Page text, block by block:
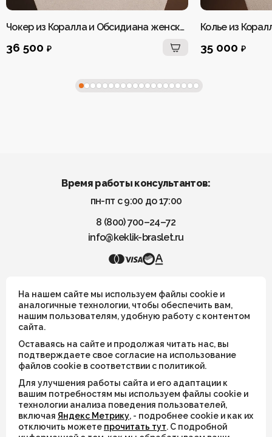
Чокер из Коралла и Обсидиана женский
36 500 ₽
Колье из
35 000 ₽
Время работы консультантов:
пн-пт с 9:00 до 17:00
8 (800) 700–24–72
info@keklik-braslet.ru
Все украшения носят символический смысл и не имеют
целительных или иных магических свойств
ИП Шахрай Светлана Михайловна
ИНН 263500194811
ОГРН 305263515900181
© 2026
На нашем сайте мы используем файлы cookie и
аналогичные технологии, чтобы обеспечить вам,
нашим пользователям, удобную работу с контентом
сайта.
Оставаясь на сайте и продолжая читать нас, вы
подтверждаете свое согласие на использование
файлов cookie в соответствии с политикой.
Для улучшения работы сайта и его адаптации к
вашим потребностям мы используем файлы cookie и
технологии анализа поведения пользователей,
включая Яндекс Метрику, - подробнее cookie и как их
отключить можете прочитать тут. С подробной